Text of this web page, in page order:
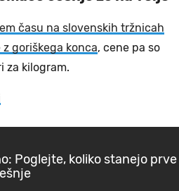
času na slovenskih tržnicah
goriškega konca, cene pa so
za kilogram.
Poglejte, koliko stanejo prve